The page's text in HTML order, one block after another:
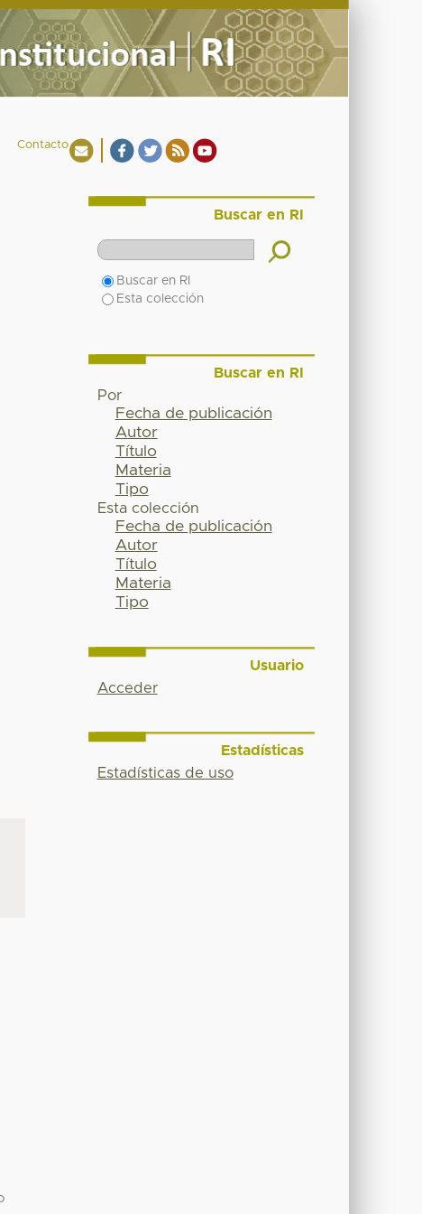
Contacto
Buscar en RI
Buscar en RI
Esta colección
Buscar en RI
Por
Fecha de publicación
Autor
Título
Materia
Tipo
Esta colección
Fecha de publicación
Autor
Título
Materia
Tipo
Usuario
Acceder
Estadísticas
Estadísticas de uso